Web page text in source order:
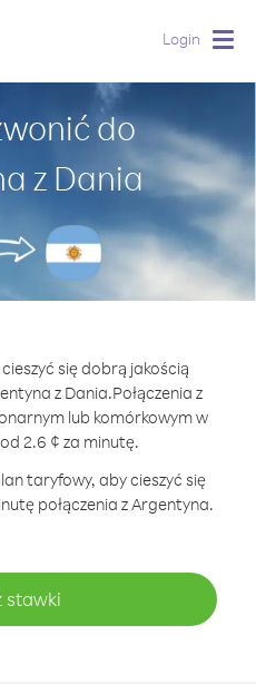
Login
do
z Dania
się dobrą jakością
z Dania.Połączenia z
lub komórkowym w
2.6 ¢ za minutę.
taryfowy, aby cieszyć się
połączenia z Argentyna.
stawki